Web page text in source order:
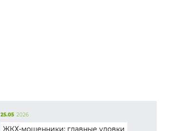
25.05 2026
ЖКХ-мошенники: главные уловки